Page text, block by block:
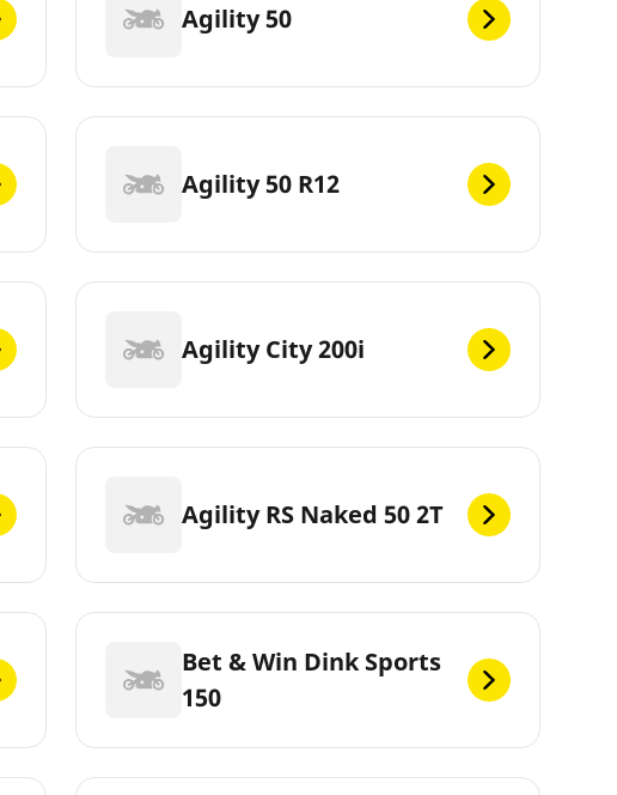
Agility 50
Agility 50 R12
Agility City 200i
Agility RS Naked 50 2T
Bet & Win Dink Sports
150